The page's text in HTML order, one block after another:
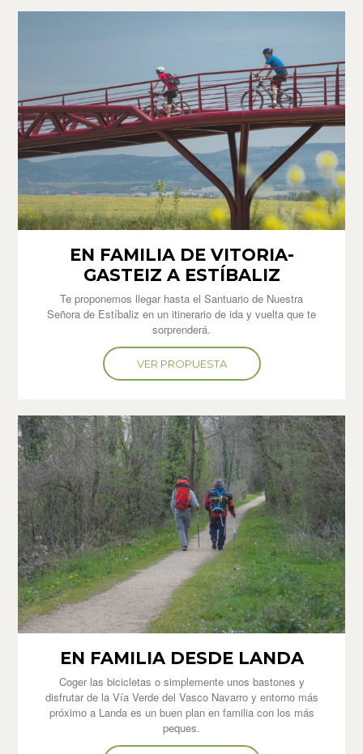
EN FAMILIA DE VITORIA-
GASTEIZ A ESTÍBALIZ
Te proponemos llegar hasta el Santuario de Nuestra
Señora de Estíbaliz en un itinerario de ida y vuelta que te
sorprenderá.
VER PROPUESTA
EN FAMILIA DESDE LANDA
Coger las bicicletas o simplemente unos bastones y
disfrutar de la Vía Verde del Vasco Navarro y entorno más
próximo a Landa es un buen plan en familia con los más
peques.